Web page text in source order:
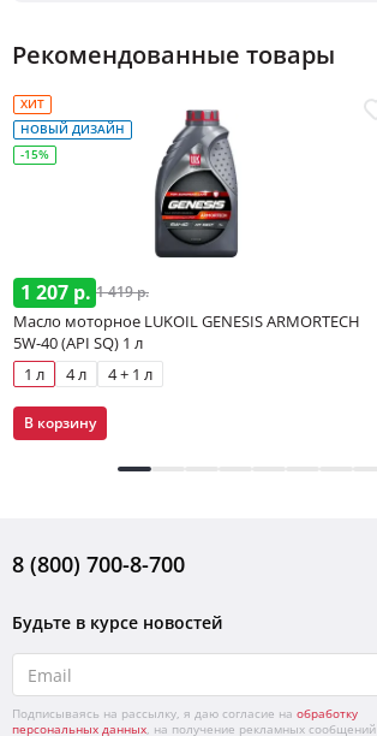
Рекомендованные товары
ХИТ
НОВЫЙ ДИЗАЙН
-15%
1 207 р. 1 419 р.
Масло моторное LUKOIL GENESIS ARMORTECH
5W-40 (API SQ) 1 л
1 л
4 л 4 + 1 л
В корзину
8 (800) 700-8-700
Будьте в курсе новостей
Подписываясь на рассылку, я даю согласие на обработку
персональных данных, на получение рекламных сообщений